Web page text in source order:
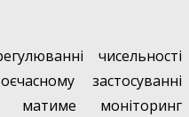
чисельності
застосуванні
матиме моніторинг